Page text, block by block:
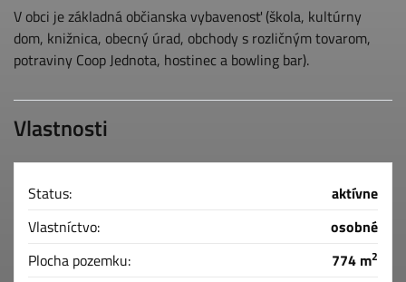
V obci je základná občianska vybavenosť (škola, kultúrny
dom, knižnica, obecný úrad, obchody s rozličným tovarom,
potraviny Coop Jednota, hostinec a bowling bar).
Vlastnosti
Status:
aktívne
Vlastníctvo:
osobné
Plocha pozemku:
774 m2